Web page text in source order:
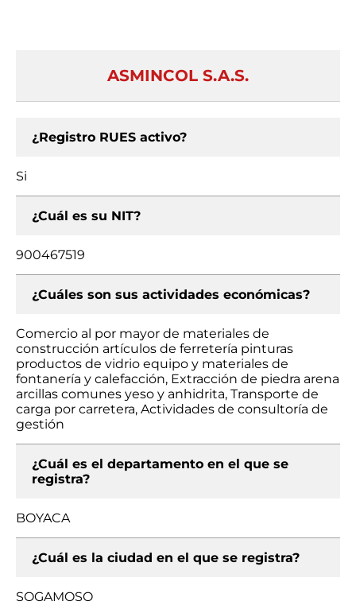
ASMINCOL S.A.S.
¿Registro RUES activo?
Si
¿Cuál es su NIT?
900467519
¿Cuáles son sus actividades económicas?
Comercio al por mayor de materiales de
construcción artículos de ferretería pinturas
productos de vidrio equipo y materiales de
fontanería y calefacción, Extracción de piedra arena
arcillas comunes yeso y anhidrita, Transporte de
carga por carretera, Actividades de consultoría de
gestión
¿Cuál es el departamento en el que se
registra?
BOYACA
¿Cuál es la ciudad en el que se registra?
SOGAMOSO